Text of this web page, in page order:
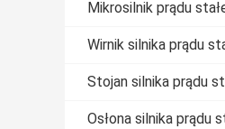
Mikrosilnik prądu
Wirnik silnika prądu
Stojan silnika prądu
Osłona silnika prądu